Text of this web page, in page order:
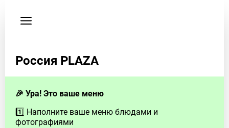
соглашение
79678000051
Россия PLAZA
🎉 Ура! Это ваше меню
1️⃣ Наполните ваше меню блюдами и
фотографиями